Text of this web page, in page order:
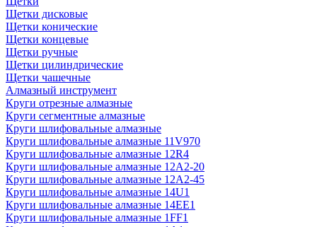
Щетки дисковые
Щетки конические
Щетки концевые
Щетки ручные
Щетки цилиндрические
Щетки чашечные
Алмазный инструмент
Круги отрезные алмазные
Круги сегментные алмазные
Круги шлифовальные алмазные
Круги шлифовальные алмазные 11V970
Круги шлифовальные алмазные 12R4
Круги шлифовальные алмазные 12А2-20
Круги шлифовальные алмазные 12А2-45
Круги шлифовальные алмазные 14U1
Круги шлифовальные алмазные 14ЕЕ1
Круги шлифовальные алмазные 1FF1